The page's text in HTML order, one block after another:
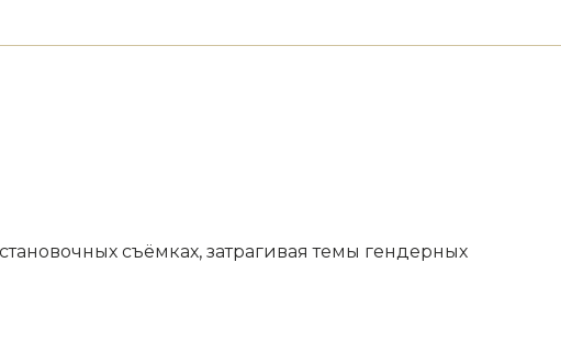
съёмках, затрагивая темы гендерных